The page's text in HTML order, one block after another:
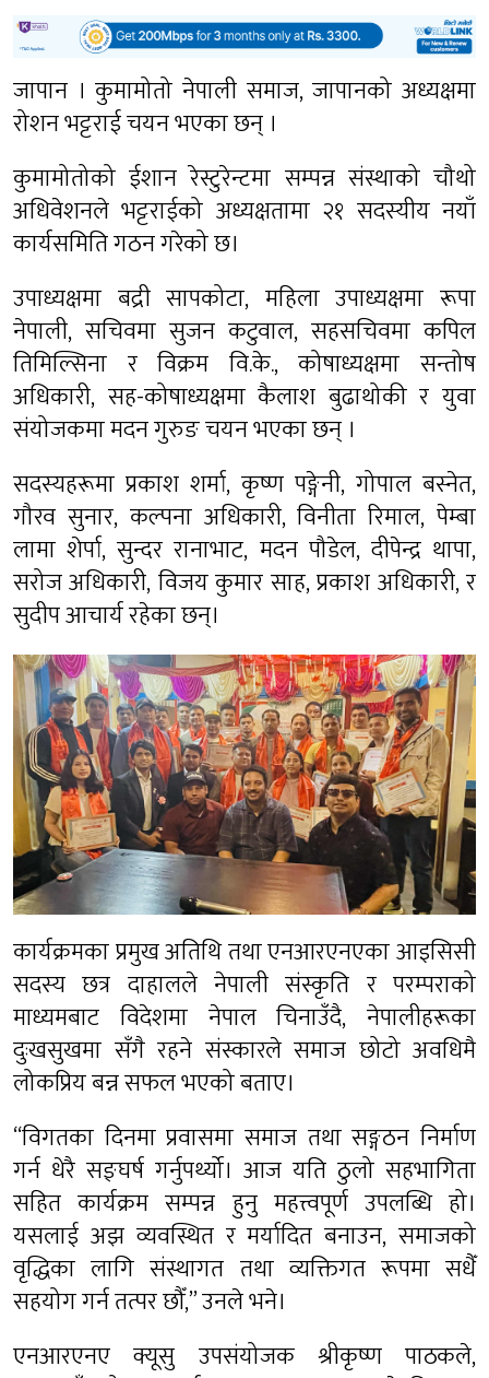
जापान । कुमामोतो नेपाली समाज, जापानको अध्यक्षमा
रोशन भट्टराई चयन भएका छन् ।
कुमामोतोको ईशान रेस्टुरेन्टमा सम्पन्न संस्थाको चौथो
अधिवेशनले भट्टराईको अध्यक्षतामा २१ सदस्यीय नयाँ
कार्यसमिति गठन गरेको छ।
उपाध्यक्षमा बद्री सापकोटा, महिला उपाध्यक्षमा रूपा
नेपाली, सचिवमा सुजन कटुवाल, सहसचिवमा कपिल
तिमिल्सिना र विक्रम वि.के., कोषाध्यक्षमा सन्तोष
अधिकारी, सह-कोषाध्यक्षमा कैलाश बुढाथोकी र युवा
संयोजकमा मदन गुरुङ चयन भएका छन् ।
सदस्यहरूमा प्रकाश शर्मा, कृष्ण पङ्गेनी, गोपाल बस्नेत,
गौरव सुनार, कल्पना अधिकारी, विनीता रिमाल, पेम्बा
लामा शेर्पा, सुन्दर रानाभाट, मदन पौडेल, दीपेन्द्र थापा,
सरोज अधिकारी, विजय कुमार साह, प्रकाश अधिकारी, र
सुदीप आचार्य रहेका छन्।
कार्यक्रमका प्रमुख अतिथि तथा एनआरएनएका आइसिसी
सदस्य छत्र दाहालले नेपाली संस्कृति र परम्पराको
माध्यमबाट विदेशमा नेपाल चिनाउँदै, नेपालीहरूका
दुःखसुखमा सँगै रहने संस्कारले समाज छोटो अवधिमै
लोकप्रिय बन्न सफल भएको बताए।
“विगतका दिनमा प्रवासमा समाज तथा सङ्गठन निर्माण
गर्न धेरै सङ्घर्ष गर्नुपर्थ्यो। आज यति ठुलो सहभागिता
सहित कार्यक्रम सम्पन्न हुनु महत्त्वपूर्ण उपलब्धि हो।
यसलाई अझ व्यवस्थित र मर्यादित बनाउन, समाजको
वृद्धिका लागि संस्थागत तथा व्यक्तिगत रूपमा सधैँ
सहयोग गर्न तत्पर छौँ,” उनले भने।
एनआरएनए क्यूसु उपसंयोजक श्रीकृष्ण पाठकले,